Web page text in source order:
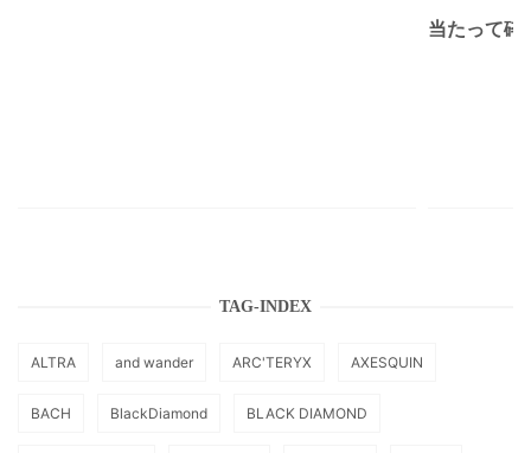
当たって砕
TAG-INDEX
ALTRA and wander ARC'TERYX AXESQUIN
BACH BlackDiamond BLACK DIAMOND